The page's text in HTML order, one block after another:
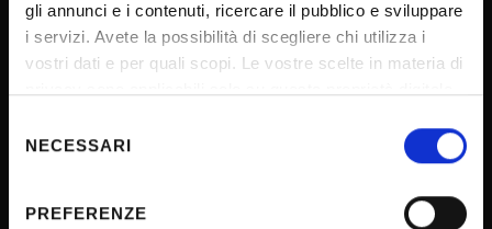
gli annunci e i contenuti, ricercare il pubblico e sviluppare
i servizi. Avete la possibilità di scegliere chi utilizza i
vostri dati e per quali scopi. Le vostre scelte in materia di
modificare o revocare il proprio consenso in qualsiasi
momento dalla Dichiarazione sui cookie o facendo clic
delNECESSARI
PREFERENZE
Consigliera di fiducia
PEC - Posta elettronica certificata
Social media di Ateneo